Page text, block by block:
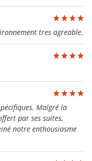
tres agreable.
Malgré la
par ses suites,
notre enthousiasme